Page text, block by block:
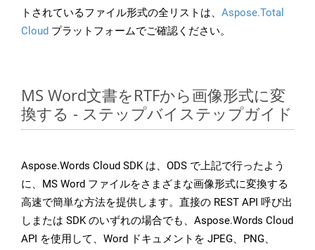
トされているファイル形式の全リストは、 Aspose.Total
Cloud プラットフォームでご確認ください。
MS Word文書をRTFから画像形式に変
換する - ステップバイステップガイド
Aspose.Words Cloud SDK は、ODS で上記で行ったよう
に、MS Word ファイルをさまざまな画像形式に変換する
高速で簡単な方法を提供します。直接の REST API 呼び出
しまたは SDK のいずれの場合でも、Aspose.Words Cloud
API を使用して、Word ドキュメントを JPEG、PNG、